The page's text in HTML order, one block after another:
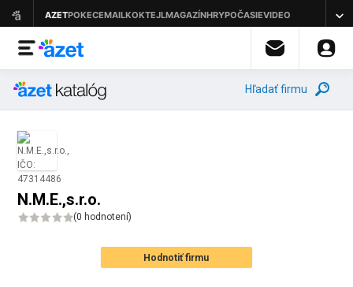
Hľadať firmu
N.M.E.,s.r.o.
(0 hodnotení)
Hodnotiť firmu